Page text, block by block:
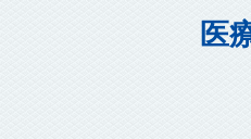
医